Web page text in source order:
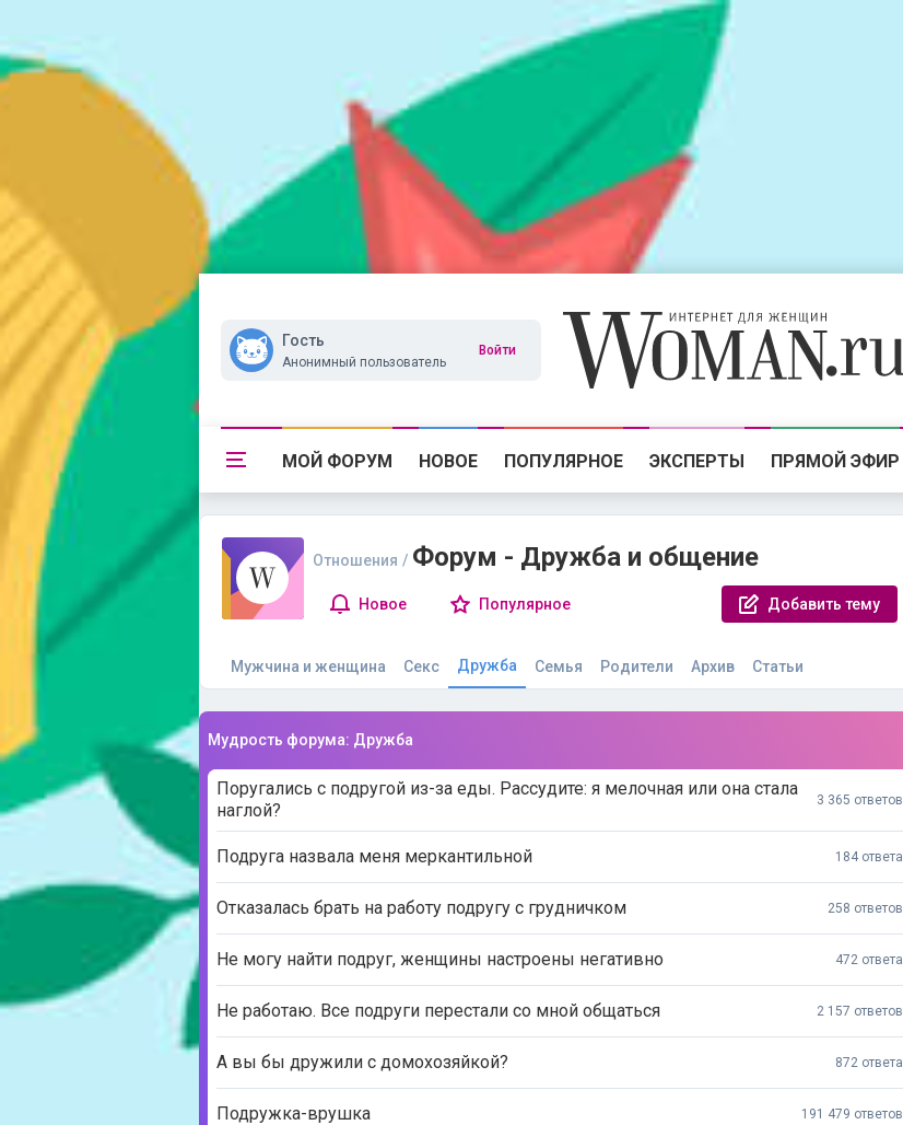
Гость
Анонимный пользователь
Войти
МОЙ ФОРУМ НОВОЕ ПОПУЛЯРНОЕ ЭКСПЕРТЫ ПРЯМОЙ ЭФИР
Отношения / Форум - Дружба и общение
Новое Популярное Добавить тему
Мужчина и женщина Секс Дружба Семья Родители Архив Статьи
Мудрость форума: Дружба
Поругались с подругой из-за еды. Рассудите: я мелочная или она стала
наглой?
3 365 ответов
Подруга назвала меня меркантильной 184 ответа
Отказалась брать на работу подругу с грудничком 258 ответов
Не могу найти подруг, женщины настроены негативно 472 ответа
Не работаю. Все подруги перестали со мной общаться 2 157 ответов
А вы бы дружили с домохозяйкой? 872 ответа
Подружка-врушка 191 479 ответов